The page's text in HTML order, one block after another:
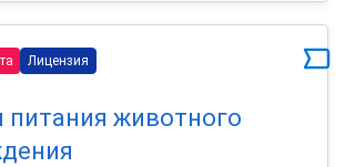
Лицензия
питания животного